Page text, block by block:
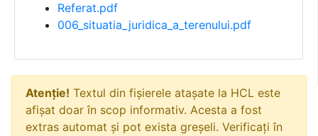
Referat.pdf
006_situatia_juridica_a_terenului.pdf
Atenție! Textul din fișierele atașate la HCL este
afișat doar în scop informativ. Acesta a fost
extras automat și pot exista greșeli. Verificați în